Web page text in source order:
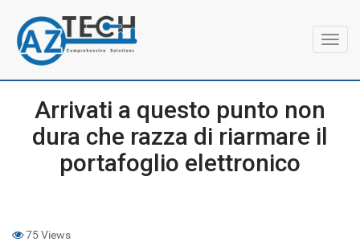
Arrivati a questo punto non
dura che razza di riarmare il
portafoglio elettronico
75 Views